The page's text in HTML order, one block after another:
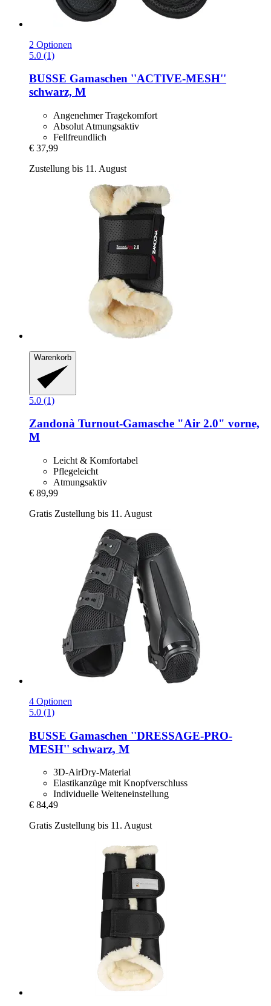
2 Optionen
5.0 (1)
BUSSE Gamaschen ''ACTIVE-​MESH''
schwarz, M
Angenehmer Tragekomfort
Absolut Atmungsaktiv
Fellfreundlich
€ 37,99
Zustellung bis 11. August
Warenkorb
5.0 (1)
Zandonà Turnout-​Gamasche "Air 2.0" vorne,
M
Leicht & Komfortabel
Pflegeleicht
Atmungsaktiv
€ 89,99
Gratis Zustellung bis 11. August
4 Optionen
5.0 (1)
BUSSE Gamaschen ''DRESSAGE-​PRO-​
MESH'' schwarz, M
3D-AirDry-Material
Elastikanzüge mit Knopfverschluss
Individuelle Weiteneinstellung
€ 84,49
Gratis Zustellung bis 11. August